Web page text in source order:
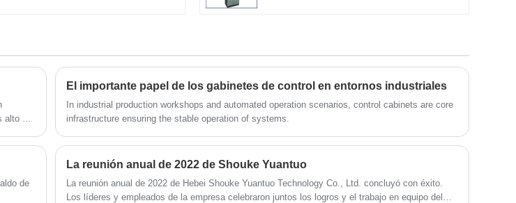
eléctricos y equipos relacionados. equipo
técnico profesional, medios técnicos
punteros, y servicio postventa integral.
es
El importante papel de los gabinetes de control en entornos industriales
In industrial production workshops and automated operation scenarios, control cabinets are core
infrastructure ensuring the stable operation of systems.
de
La reunión anual de 2022 de Shouke Yuantuo
La reunión anual de 2022 de Hebei Shouke Yuantuo Technology Co., Ltd. concluyó con éxito.
Los líderes y empleados de la empresa celebraron juntos los logros y el trabajo en equipo del